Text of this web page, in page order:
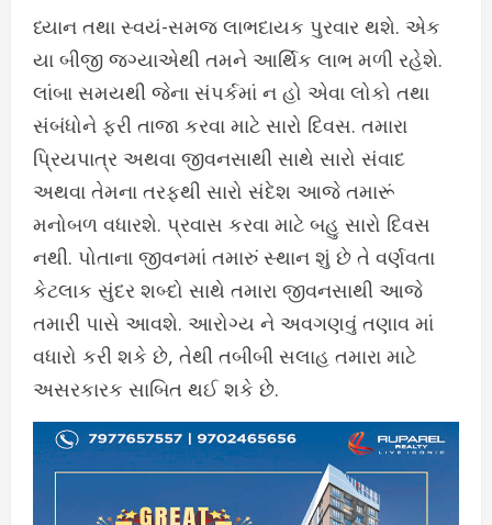
ધ્યાન તથા સ્વયં-સમજ લાભદાયક પુરવાર થશે. એક
યા બીજી જગ્યાએથી તમને આર્થિક લાભ મળી રહેશે.
લાંબા સમયથી જેના સંપર્કમાં ન હો એવા લોકો તથા
સંબંધોને ફરી તાજા કરવા માટે સારો દિવસ. તમારા
પ્રિયપાત્ર અથવા જીવનસાથી સાથે સારો સંવાદ
અથવા તેમના તરફથી સારો સંદેશ આજે તમારૂં
મનોબળ વધારશે. પ્રવાસ કરવા માટે બહુ સારો દિવસ
નથી. પોતાના જીવનમાં તમારું સ્થાન શું છે તે વર્ણવતા
કેટલાક સુંદર શબ્દો સાથે તમારા જીવનસાથી આજે
તમારી પાસે આવશે. આરોગ્ય ને અવગણવું તણાવ માં
વધારો કરી શકે છે, તેથી તબીબી સલાહ તમારા માટે
અસરકારક સાબિત થઈ શકે છે.